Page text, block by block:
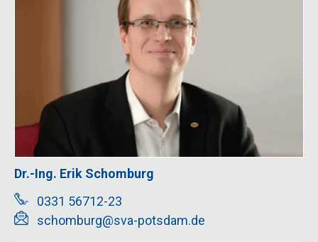
Dr.-Ing. Erik Schomburg
0331 56712-23
schomburg@sva-potsdam.de